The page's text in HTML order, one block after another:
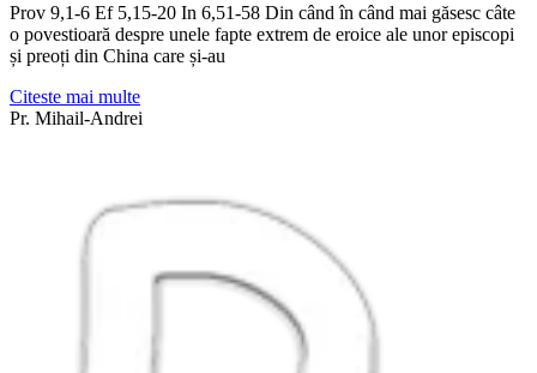
Prov 9,1-6 Ef 5,15-20 In 6,51-58 Din când în când mai găsesc câte
o povestioară despre unele fapte extrem de eroice ale unor episcopi
și preoți din China care și-au
Citeste mai multe
Pr. Mihail-Andrei